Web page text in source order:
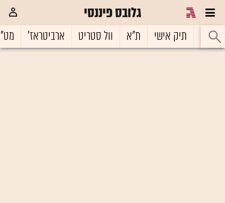
גלובס פיננסי
ראשי תיק אישי ת"א וול סטריט ארביטראז'